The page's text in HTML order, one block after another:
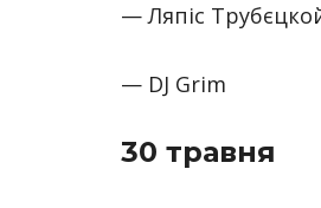
— Ляпіс
— DJ Grim
30 травня